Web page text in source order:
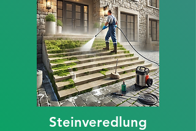
Steinveredlung